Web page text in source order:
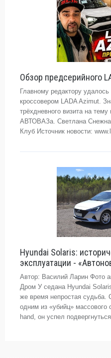
Обзор предсерийного
Главному редактору
кроссовером LADA Azimut.
трёхдневного визита на тему
АВТОВАЗа. Светлана
Клуб Источник новости:
Hyundai Solaris:
эксплуатации -
Автор: Василий Ларин Фото
Дром У седана Hyundai
же время непростая судьба.
одним из «убийц» массового
hand, он успел